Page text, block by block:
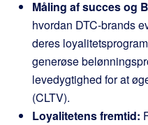
Måling af succes og
hvordan DTC-brands
deres
generøse
levedygtighed for at
(CLTV).
Loyalitetens fremtid: